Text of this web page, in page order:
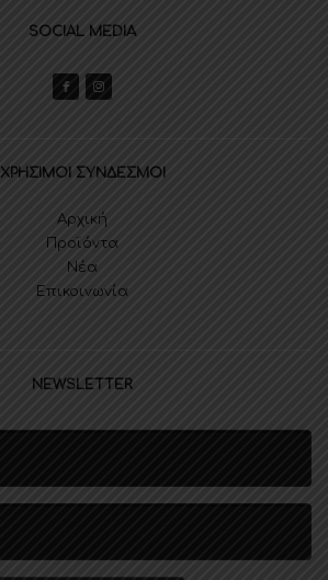
SOCIAL MEDIA
ΧΡΗΣΙΜΟΙ ΣΥΝΔΕΣΜΟΙ
Αρχική
Προϊόντα
Νέα
Επικοινωνία
NEWSLETTER